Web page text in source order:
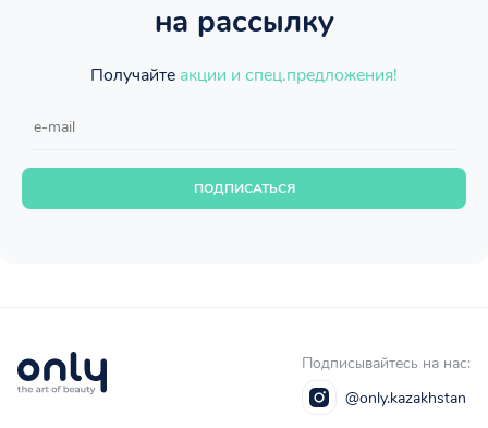
на рассылку
Получайте акции и спец.предложения!
ПОДПИСАТЬСЯ
Подписывайтесь на нас:
@only.kazakhstan